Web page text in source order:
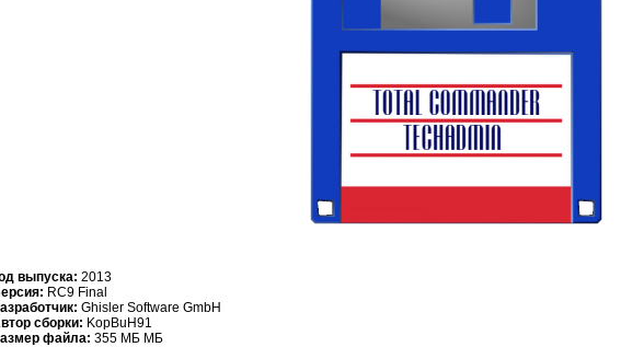
выпуска: 2013
RC9 Final
Ghisler Software GmbH
сборки: KopBuH91
файла: 355 МБ МБ